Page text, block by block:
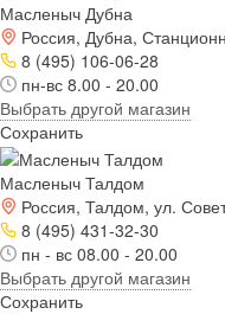
Масленыч Дубна
Россия, Дубна,
8 (495) 106-06-28
пн-вс 8.00 - 20.00
Выбрать другой магазин
Сохранить
Масленыч Талдом
Россия, Талдом, ул.
8 (495) 431-32-30
пн - вс 08.00 - 20.00
Выбрать другой магазин
Сохранить